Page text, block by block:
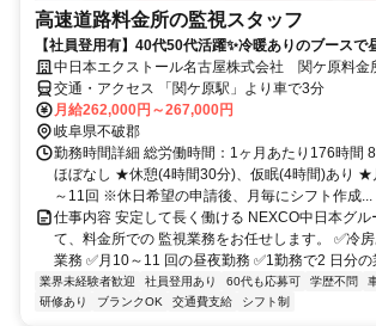
高速道路料金所の監視スタッフ
【社員登用有】40代50代活躍✨冷暖ありのブースで
中日本エクストール名古屋株式会社 関ケ原料金
交通・アクセス 「関ケ原駅」より車で3分
月給262,000円～267,000円
岐阜県不破郡
勤務時間詳細 総労働時間：1ヶ月あたり176時間
ほぼなし ★休憩(4時間30分)、仮眠(4時間)あり ★
～11回 ※休日希望の申請後、月毎にシフト作成...
仕事内容 安定して長く働ける NEXCO中日本グル
て、料金所での 監視業務をお任せします。 ✅冷
業務 ✅月10～11 回の昼夜勤務 ✅1勤務で2 日分の
業界未経験者歓迎 社員登用あり 60代も応募可 学歴不問
研修あり
ブランクOK 交通費支給 シフト制